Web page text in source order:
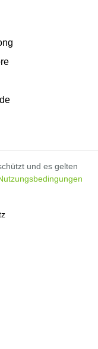
und es gelten